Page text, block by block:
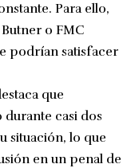
Para ello,
o FMC
podrían satisfacer
que
durante casi dos
situación, lo que
en un penal de